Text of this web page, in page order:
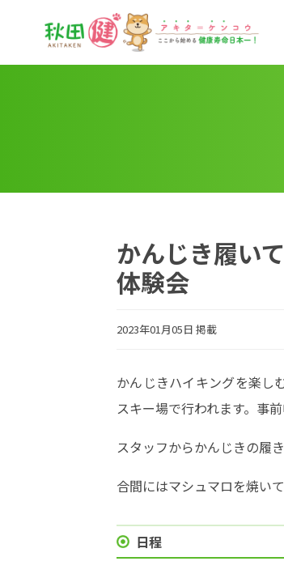
かんじき履い
体験会
2023年01月05日 掲載
かんじきハイキングを楽し
スキー場で行われます。事
スタッフからかんじきの履
合間にはマシュマロを焼い
日程